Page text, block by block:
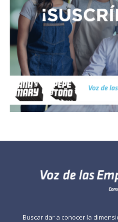
Buscar dar a conocer la